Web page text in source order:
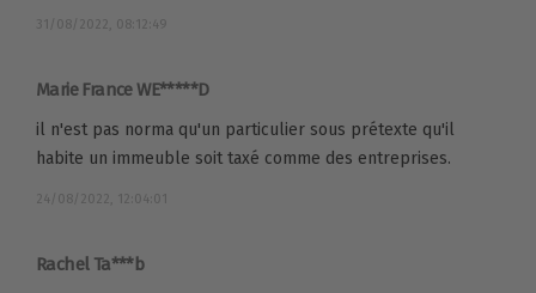
31/08/2022, 08:12:49
Marie France WE*****D
il n'est pas norma qu'un particulier sous prétexte qu'il
habite un immeuble soit taxé comme des entreprises.
24/08/2022, 12:04:01
Rachel Ta***b